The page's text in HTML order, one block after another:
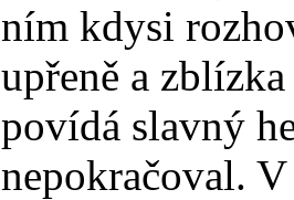
ním kdysi
upřeně a
povídá slavný
nepokračoval.